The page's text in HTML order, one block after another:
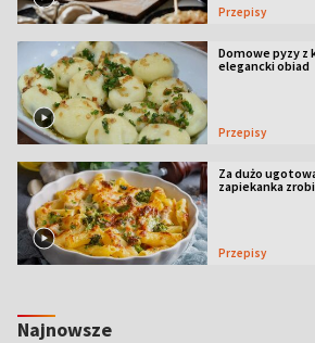
Przepisy
Domowe pyzy z
elegancki obiad
Przepisy
Za dużo
zapiekanka
Przepisy
Najnowsze